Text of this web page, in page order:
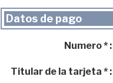
Datos de pago
Numero * :
Titular de la tarjeta * :